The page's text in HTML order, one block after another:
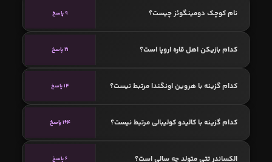
نام کوچک دومینگوئز چیست؟ 9 پاسخ
کدام بازیکن اهل قاره اروپا است؟ 21 پاسخ
کدام گزینه با هروین اونگندا مرتبط نیست؟ 14 پاسخ
کدام گزینه با کالیدو کولیبالی مرتبط نیست؟ 164 پاسخ
الکساندر تتی متولد چه سالی است؟ 6 پاسخ